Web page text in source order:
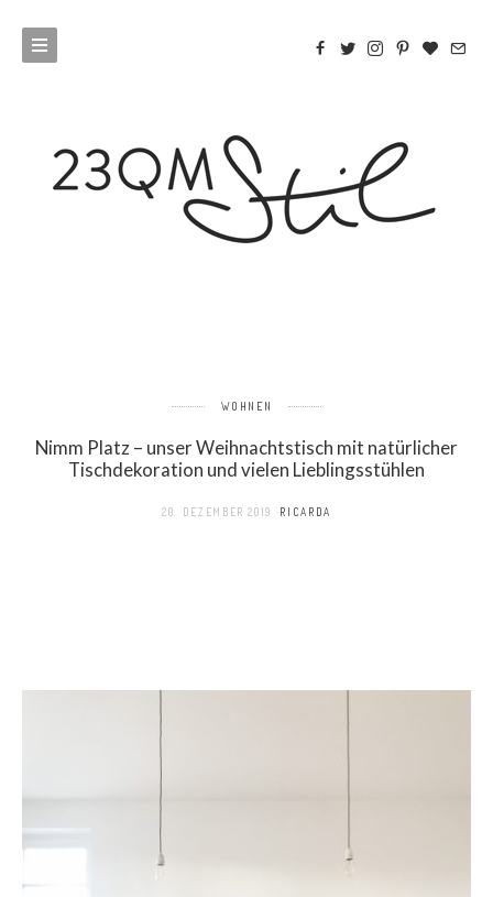
WOHNEN
Nimm Platz – unser Weihnachtstisch mit natürlicher
Tischdekoration und vielen Lieblingsstühlen
20. DEZEMBER 2019 RICARDA